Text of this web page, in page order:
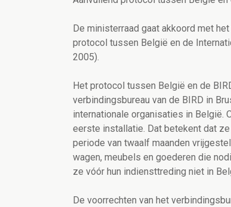
De ministerraad gaat akkoord met
protocol tussen België en de
2005).
Het protocol tussen België en de
verbindingsbureau van de BIRD in
internationale organisaties in België.
eerste installatie. Dat betekent dat
periode van twaalf maanden
wagen, meubels en goederen die
ze vóór hun indiensttreding niet in
De voorrechten van het